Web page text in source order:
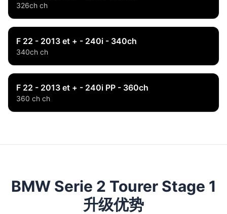
326ch ch
F 22 - 2013 et + - 240i - 340ch
340ch ch
F 22 - 2013 et + - 240i PP - 360ch
360 ch ch
BMW Serie 2 Tourer Stage 1
升级优势